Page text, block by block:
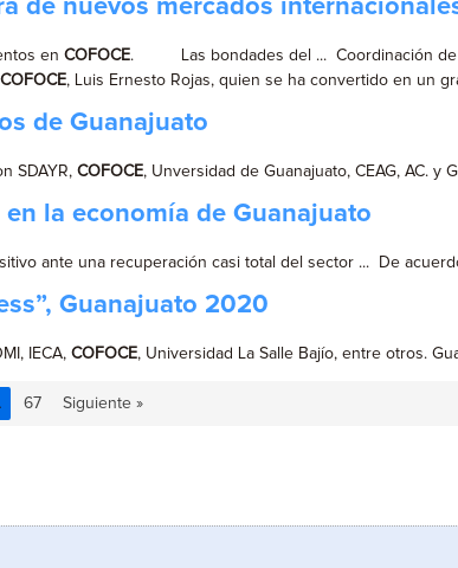
de nuevos mercados
en COFOCE. Las bondades del ... Coordinación de
COFOCE, Luis Ernesto Rojas, quien se ha convertido en un
de Guanajuato
SDAYR, COFOCE, Unversidad de Guanajuato, CEAG, AC. y
la economía de Guanajuato
ante una recuperación casi total del sector ... De
Guanajuato 2020
IECA, COFOCE, Universidad La Salle Bajío, entre otros.
67 Siguiente »